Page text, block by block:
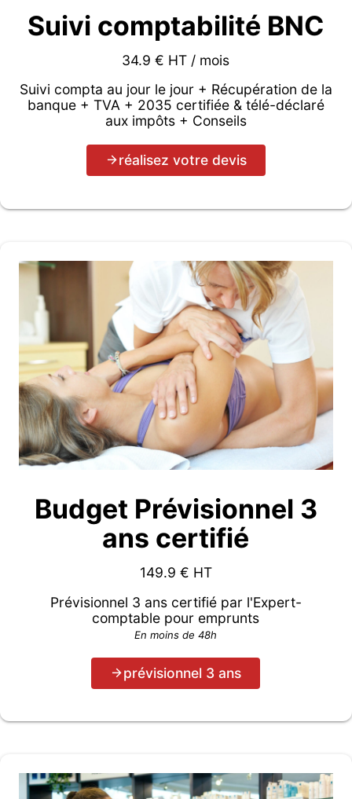
Suivi comptabilité BNC
34.9 € HT / mois
Suivi compta au jour le jour + Récupération de la
banque + TVA + 2035 certifiée & télé-déclaré
aux impôts + Conseils
réalisez votre devis
Budget Prévisionnel 3
ans certifié
149.9 € HT
Prévisionnel 3 ans certifié par l'Expert-
comptable pour emprunts
En moins de 48h
prévisionnel 3 ans